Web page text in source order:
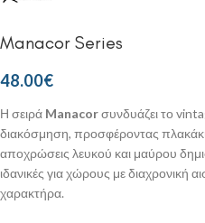
Manacor Series
48.00€
Η σειρά Manacorσυνδυάζει το
διακόσμηση, προσφέροντας
αποχρώσεις λευκού και μαύρου
ιδανικές για χώρους με διαχρονική
χαρακτήρα.